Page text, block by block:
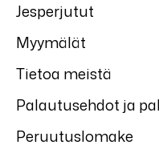
Jesperjutut
Myymälät
Tietoa meistä
Palautusehdot ja
Peruutuslomake